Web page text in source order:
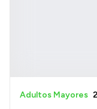
Adultos Mayores